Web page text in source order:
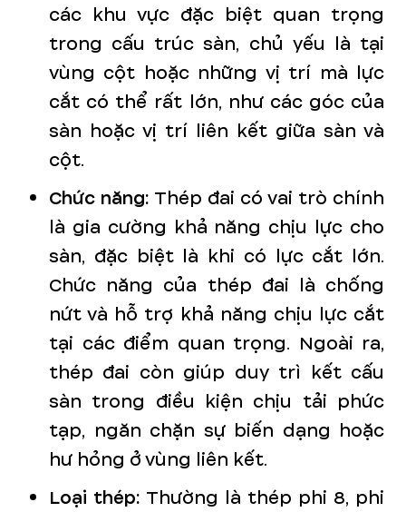
các khu vực đặc biệt quan trọng
trong cấu trúc sàn, chủ yếu là tại
vùng cột hoặc những vị trí mà lực
cắt có thể rất lớn, như các góc của
sàn hoặc vị trí liên kết giữa sàn và
cột.
Chức năng: Thép đai có vai trò chính
là gia cường khả năng chịu lực cho
sàn, đặc biệt là khi có lực cắt lớn.
Chức năng của thép đai là chống
nứt và hỗ trợ khả năng chịu lực cắt
tại các điểm quan trọng. Ngoài ra,
thép đai còn giúp duy trì kết cấu
sàn trong điều kiện chịu tải phức
tạp, ngăn chặn sự biến dạng hoặc
hư hỏng ở vùng liên kết.
Loại thép: Thường là thép phi 8, phi